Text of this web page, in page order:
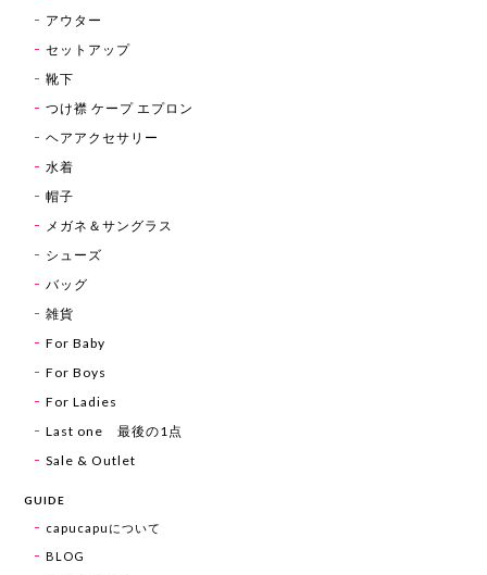
アウター
セットアップ
靴下
つけ襟 ケープ エプロン
ヘアアクセサリー
水着
帽子
メガネ＆サングラス
シューズ
バッグ
雑貨
For Baby
For Boys
For Ladies
Last one 最後の1点
Sale & Outlet
GUIDE
capucapuについて
BLOG